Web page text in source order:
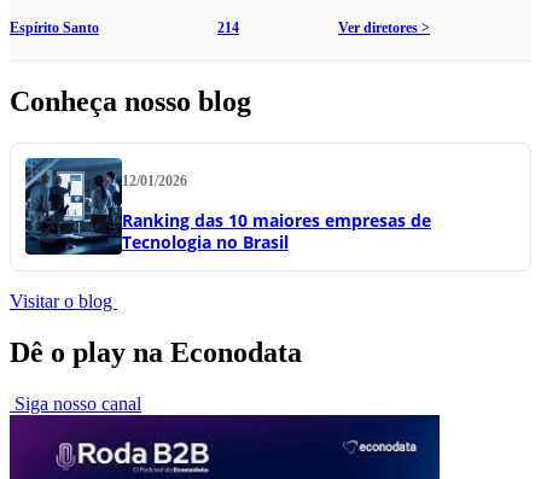
Espírito Santo 214 Ver diretores >
Conheça nosso blog
12/01/2026
Ranking das 10 maiores empresas de
Tecnologia no Brasil
Visitar o blog
Dê o play na Econodata
Siga nosso canal